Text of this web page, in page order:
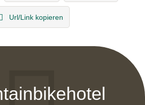
Url/Link kopieren